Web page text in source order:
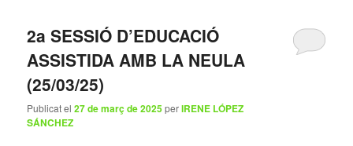
2a SESSIÓ D’EDUCACIÓ
ASSISTIDA AMB LA NEULA
(25/03/25)
Publicat el27 de març de 2025perIRENE LÓPEZ
SÁNCHEZ